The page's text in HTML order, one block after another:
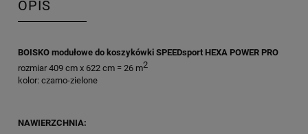
OPIS
BOISKO modułowe do koszykówki SPEEDsport HEXA POWER PRO
rozmiar 409 cm x 622 cm = 26 m2
kolor: czarno-zielone
NAWIERZCHNIA: